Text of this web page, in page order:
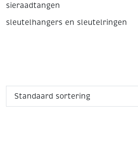
sieraadtangen
sleutelhangers en sleutelringen